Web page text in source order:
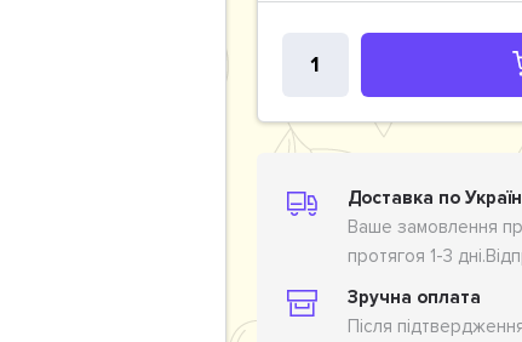
Доставка по
Ваше замовлення
протягоя 1-3
Зручна оплата
Після